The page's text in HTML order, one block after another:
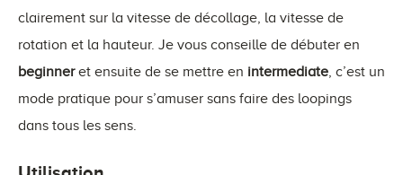
clairement sur la vitesse de décollage, la vitesse de
rotation et la hauteur. Je vous conseille de débuter en
beginneret ensuite de se mettre en intermediate , c’est un
mode pratique pour s’amuser sans faire des loopings
dans tous les sens.